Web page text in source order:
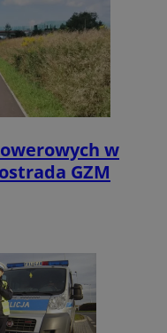
w
GZM